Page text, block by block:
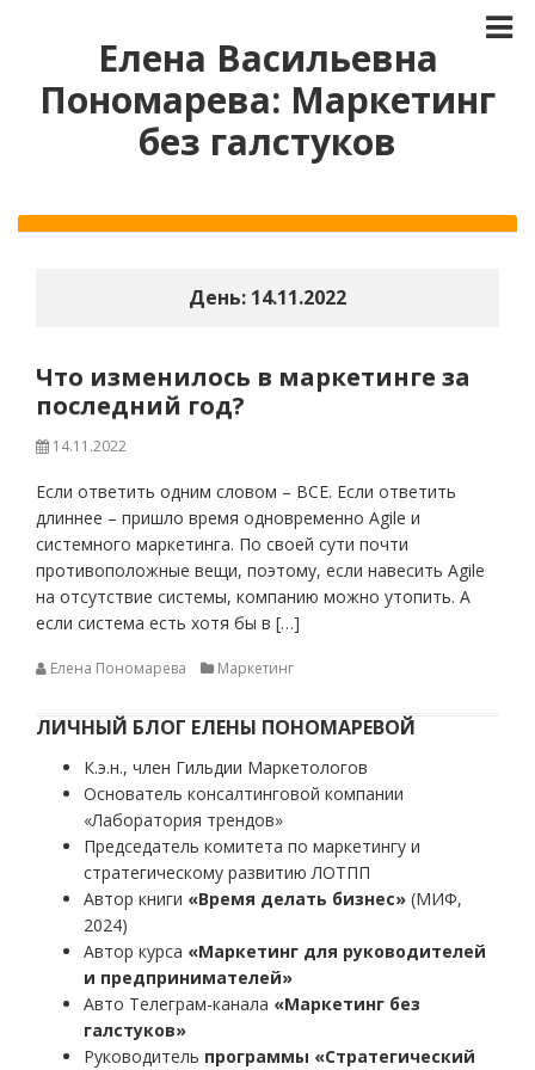
Елена Васильевна
Пономарева: Маркетинг
без галстуков
День: 14.11.2022
Что изменилось в маркетинге за
последний год?
14.11.2022
Если ответить одним словом – ВСЕ. Если ответить
длиннее – пришло время одновременно Agile и
системного маркетинга. По своей сути почти
противоположные вещи, поэтому, если навесить Agile
на отсутствие системы, компанию можно утопить. А
если система есть хотя бы в […]
Елена Пономарева Маркетинг
ЛИЧНЫЙ БЛОГ ЕЛЕНЫ ПОНОМАРЕВОЙ
К.э.н., член Гильдии Маркетологов
Основатель консалтинговой компании
«Лаборатория трендов»
Председатель комитета по маркетингу и
стратегическому развитию ЛОТПП
Автор книги «Время делать бизнес» (МИФ,
2024)
Автор курса «Маркетинг для руководителей
и предпринимателей»
Авто Телеграм-канала «Маркетинг без
галстуков»
Руководитель программы «Стратегический